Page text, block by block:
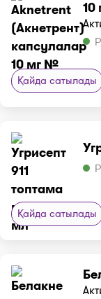
Қайда сатылады
Қайда сатылады